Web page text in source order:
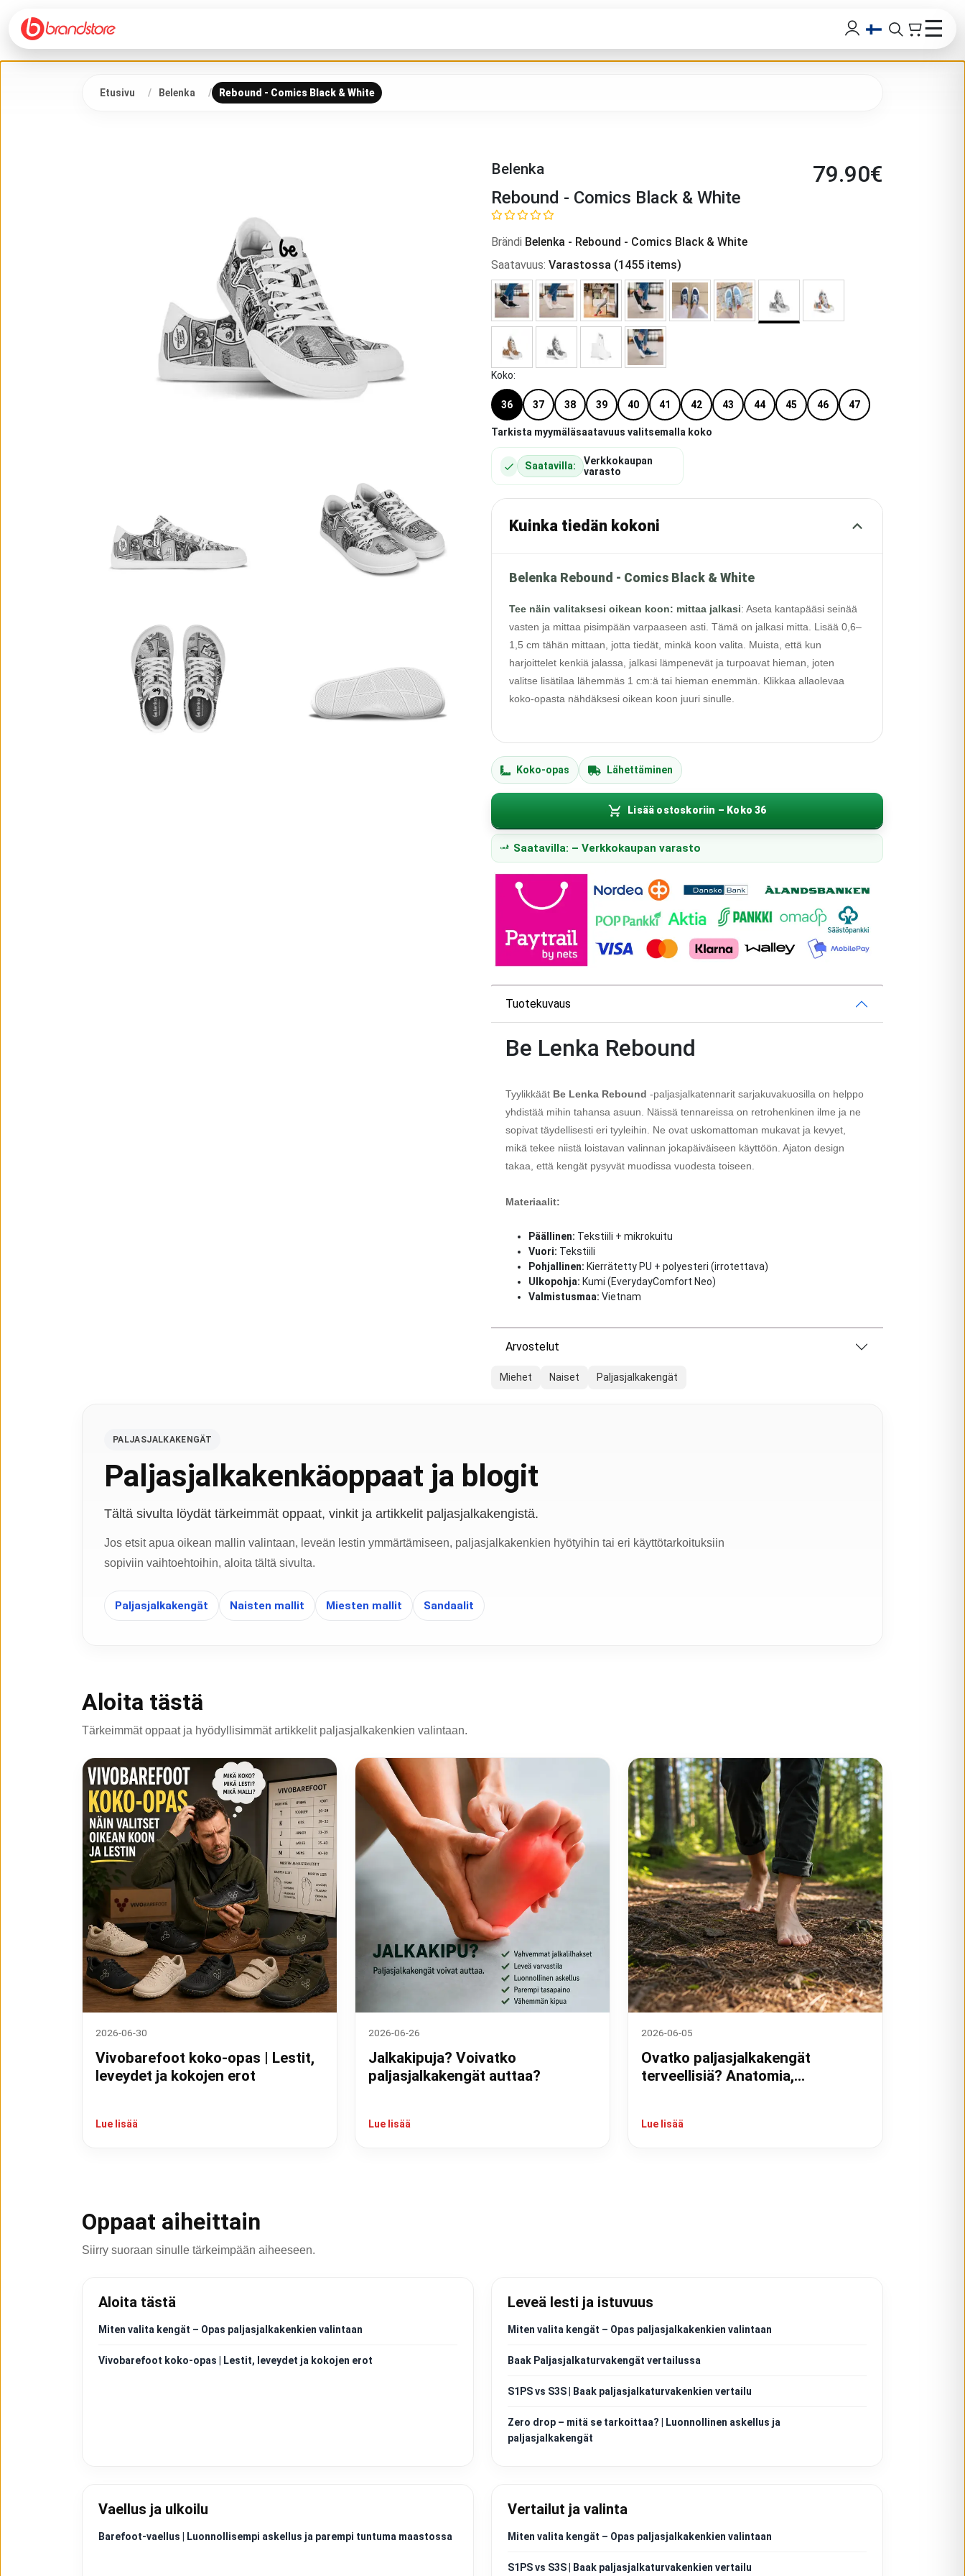
☰
Etusivu Belenka Rebound - Comics Black & White
Belenka 79.90€
Rebound - Comics Black & White
Brändi Belenka - Rebound - Comics Black & White
Saatavuus: Varastossa (1455 items)
Koko:
36 37 38 39 40 41 42 43 44 45 46 47
Tarkista myymäläsaatavuus valitsemalla koko
Saatavilla:
Verkkokaupan
varasto
Kuinka tiedän kokoni
Belenka Rebound - Comics Black & White
Tee näin valitaksesi oikean koon: mittaa jalkasi: Aseta kantapääsi seinää
vasten ja mittaa pisimpään varpaaseen asti. Tämä on jalkasi mitta. Lisää 0,6–
1,5 cm tähän mittaan, jotta tiedät, minkä koon valita. Muista, että kun
harjoittelet kenkiä jalassa, jalkasi lämpenevät ja turpoavat hieman, joten
valitse lisätilaa lähemmäs 1 cm:ä tai hieman enemmän. Klikkaa allaolevaa
koko-opasta nähdäksesi oikean koon juuri sinulle.
Koko-opas Lähettäminen
Lisää ostoskoriin – Koko 36
Saatavilla: – Verkkokaupan varasto
Tuotekuvaus
Be Lenka Rebound
Tyylikkäät Be Lenka Rebound -paljasjalkatennarit sarjakuvakuosilla on helppo
yhdistää mihin tahansa asuun. Näissä tennareissa on retrohenkinen ilme ja ne
sopivat täydellisesti eri tyyleihin. Ne ovat uskomattoman mukavat ja kevyet,
mikä tekee niistä loistavan valinnan jokapäiväiseen käyttöön. Ajaton design
takaa, että kengät pysyvät muodissa vuodesta toiseen.
Materiaalit:
Päällinen: Tekstiili + mikrokuitu
Vuori: Tekstiili
Pohjallinen: Kierrätetty PU + polyesteri (irrotettava)
Ulkopohja: Kumi (EverydayComfort Neo)
Valmistusmaa: Vietnam
Arvostelut
Miehet Naiset Paljasjalkakengät
PALJASJALKAKENGÄT
Paljasjalkakenkäoppaat ja blogit
Tältä sivulta löydät tärkeimmät oppaat, vinkit ja artikkelit paljasjalkakengistä.
Jos etsit apua oikean mallin valintaan, leveän lestin ymmärtämiseen, paljasjalkakenkien hyötyihin tai eri käyttötarkoituksiin
sopiviin vaihtoehtoihin, aloita tältä sivulta.
Paljasjalkakengät Naisten mallit Miesten mallit Sandaalit
Aloita tästä
Tärkeimmät oppaat ja hyödyllisimmät artikkelit paljasjalkakenkien valintaan.
2026-06-30
Vivobarefoot koko-opas | Lestit,
leveydet ja kokojen erot
Lue lisää
2026-06-26
Jalkakipuja? Voivatko
paljasjalkakengät auttaa?
Lue lisää
2026-06-05
Ovatko paljasjalkakengät
terveellisiä? Anatomia,
Lue lisää
Oppaat aiheittain
Siirry suoraan sinulle tärkeimpään aiheeseen.
Aloita tästä
Miten valita kengät – Opas paljasjalkakenkien valintaan
Vivobarefoot koko-opas | Lestit, leveydet ja kokojen erot
Leveä lesti ja istuvuus
Miten valita kengät – Opas paljasjalkakenkien valintaan
Baak Paljasjalkaturvakengät vertailussa
S1PS vs S3S | Baak paljasjalkaturvakenkien vertailu
Zero drop – mitä se tarkoittaa? | Luonnollinen askellus ja
paljasjalkakengät
Vaellus ja ulkoilu
Barefoot-vaellus | Luonnollisempi askellus ja parempi tuntuma maastossa
Vertailut ja valinta
Miten valita kengät – Opas paljasjalkakenkien valintaan
S1PS vs S3S | Baak paljasjalkaturvakenkien vertailu